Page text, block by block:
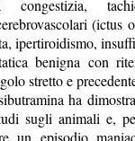
congestizia,
(ictus
ipertiroidismo,
benigna con
stretto e
ha
sugli animali e,
un episodio